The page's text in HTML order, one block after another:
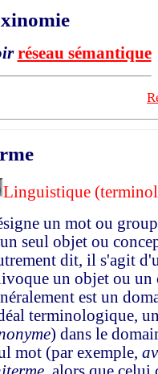
réseau sémantique
Linguistique
un mot ou
seul objet ou
dit, il s'agit
un objet ou un
est un
terminologique,
) dans le
mot (par exemple,